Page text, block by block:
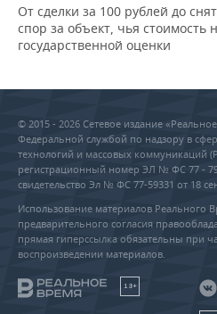
От сделки за 100 рублей до
спор за объект, чья
государственной оценки
© 2015 - 2026 Сетевое издание
Федеральной службой по надзору в
технологий и массовых коммуникаций
регистрационный номер ЭЛ № ФС 77 -
свидетельство Эл № ФС 77-59331 от 18
Использование материалов Реального
предварительного согласия
прямая гиперссылка обязательны при
воспроизведении материалов.
18+